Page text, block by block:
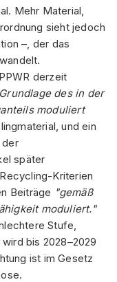
Mehr Material,
sieht jedoch
–, der das
derzeit
des in der
moduliert
und ein
der
später
Kriterien
Beiträge "gemäß
moduliert."
Stufe,
bis 2028–2029
ist im Gesetz